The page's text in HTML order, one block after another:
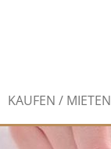
KAUFEN / MIETEN